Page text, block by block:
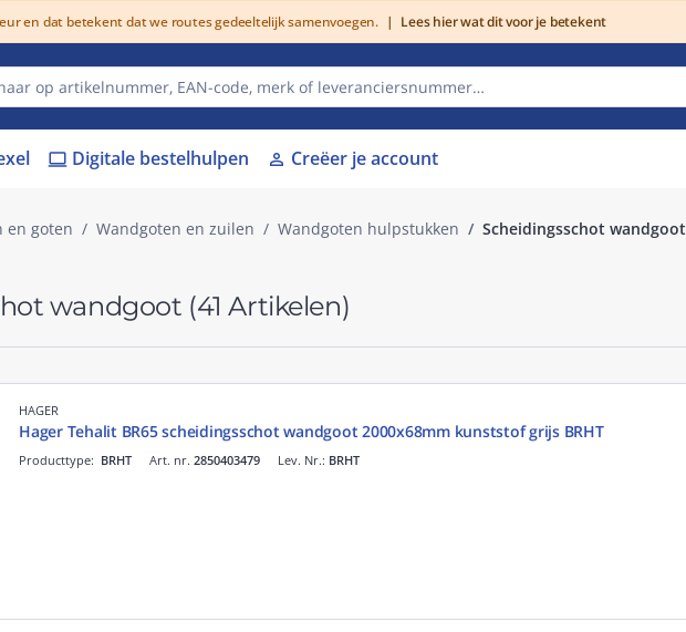
en dat betekent dat we routes gedeeltelijk samenvoegen. | Lees hier wat dit voor je betekent
laptop Digitale bestelhulpen person Creëer je account
en goten Wandgoten en zuilen Wandgoten hulpstukken Scheidingsschot wandgoot
wandgoot (41 Artikelen)
HAGER
Hager Tehalit BR65 scheidingsschot wandgoot 2000x68mm kunststof grijs BRHT
Art. nr. 2850403479
Producttype: BRHT Lev. Nr.: BRHT